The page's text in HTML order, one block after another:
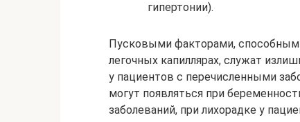
гипертонии).
Пусковыми факторами,
легочных капиллярах, служат
у пациентов с перечисленными
могут появляться при
заболеваний, при лихорадке у